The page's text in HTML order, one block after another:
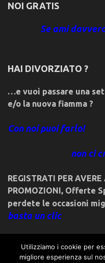
NOI GRATIS
Se ami
HAI DIVORZIATO ?
…e vuoi passare una
e/o la nuova fiamma ?
Con noi puoi farlo!
non ci
REGISTRATI PER
PROMOZIONI, Offerte
perdete le occasioni
basta un clic
Utilizziamo i cookie per
migliore esperienza sul